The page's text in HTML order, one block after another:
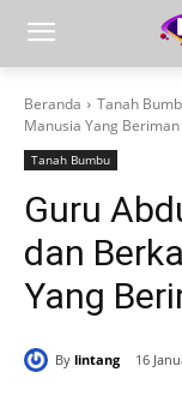
Beranda Tanah
Manusia Yang Beriman
Tanah Bumbu
Guru
dan
Yang
By lintang 16